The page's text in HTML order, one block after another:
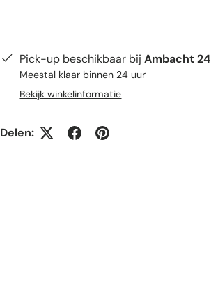
Pick-up beschikbaar bijAmbacht 24
Meestal klaar binnen 24 uur
Bekijk winkelinformatie
Delen: